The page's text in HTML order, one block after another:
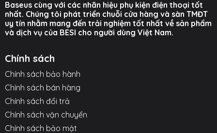
○ Thiết kế củ sạc Nano siêu nhỏ gọn, tiện lợi mang
theo.
Hình ảnh sản phẩm
Baseus cùng với các nhãn hiệu phụ kiện điện thoại tốt
nhất. Chúng tôi phát triển chuỗi cửa hàng và sàn TMĐT
uy tín nhằm mang đến trải nghiệm tốt nhất về sản phẩm
và dịch vụ của BESI cho người dùng Việt Nam.
Chính sách
Chính sách bảo hành
Chính sách bán hàng
Chính sách đổi trả
Chính sách vận chuyển
Chính sách bảo mật